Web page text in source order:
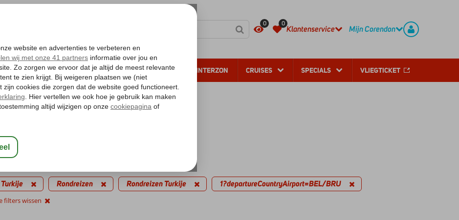
0 0
Klantenservice Mijn Corendon
VERRE REIZEN ALL INCLUSIVE WINTERZON CRUISES SPECIALS VLIEGTICKET
Gratis annuleren*
minute Rondreizen Turkije
Turkije Rondreizen Rondreizen Turkije 1?departureCountryAirport=BEL/BRU
filters wissen